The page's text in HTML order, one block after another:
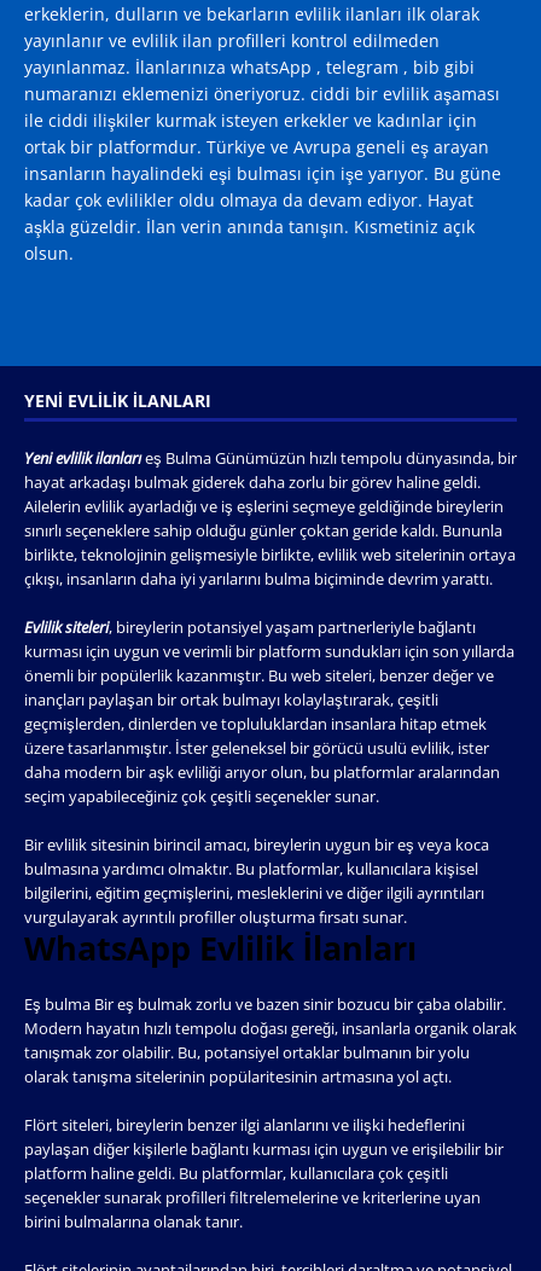
erkeklerin, dulların ve bekarların evlilik ilanları ilk olarak
yayınlanır ve evlilik ilan profilleri kontrol edilmeden
yayınlanmaz. İlanlarınıza whatsApp , telegram , bib gibi
numaranızı eklemenizi öneriyoruz. ciddi bir evlilik aşaması
ile ciddi ilişkiler kurmak isteyen erkekler ve kadınlar için
ortak bir platformdur. Türkiye ve Avrupa geneli eş arayan
insanların hayalindeki eşi bulması için işe yarıyor. Bu güne
kadar çok evlilikler oldu olmaya da devam ediyor. Hayat
aşkla güzeldir. İlan verin anında tanışın. Kısmetiniz açık
olsun.
YENI EVLILIK İLANLARI
Yeni evlilik ilanlarıeş Bulma Günümüzün hızlı tempolu dünyasında, bir
hayat arkadaşı bulmak giderek daha zorlu bir görev haline geldi.
Ailelerin evlilik ayarladığı ve iş eşlerini seçmeye geldiğinde bireylerin
sınırlı seçeneklere sahip olduğu günler çoktan geride kaldı. Bununla
birlikte, teknolojinin gelişmesiyle birlikte, evlilik web sitelerinin ortaya
çıkışı, insanların daha iyi yarılarını bulma biçiminde devrim yarattı.
Evlilik siteleri, bireylerin potansiyel yaşam partnerleriyle bağlantı
kurması için uygun ve verimli bir platform sundukları için son yıllarda
önemli bir popülerlik kazanmıştır. Bu web siteleri, benzer değer ve
inançları paylaşan bir ortak bulmayı kolaylaştırarak, çeşitli
geçmişlerden, dinlerden ve topluluklardan insanlara hitap etmek
üzere tasarlanmıştır. İster geleneksel bir görücü usulü evlilik, ister
daha modern bir aşk evliliği arıyor olun, bu platformlar aralarından
seçim yapabileceğiniz çok çeşitli seçenekler sunar.
Bir evlilik sitesinin birincil amacı, bireylerin uygun bir eş veya koca
bulmasına yardımcı olmaktır. Bu platformlar, kullanıcılara kişisel
bilgilerini, eğitim geçmişlerini, mesleklerini ve diğer ilgili ayrıntıları
vurgulayarak ayrıntılı profiller oluşturma fırsatı sunar.
WhatsApp Evlilik İlanları
Eş bulma Bir eş bulmak zorlu ve bazen sinir bozucu bir çaba olabilir.
Modern hayatın hızlı tempolu doğası gereği, insanlarla organik olarak
tanışmak zor olabilir. Bu, potansiyel ortaklar bulmanın bir yolu
olarak tanışma sitelerinin popülaritesinin artmasına yol açtı.
Flört siteleri, bireylerin benzer ilgi alanlarını ve ilişki hedeflerini
paylaşan diğer kişilerle bağlantı kurması için uygun ve erişilebilir bir
platform haline geldi. Bu platformlar, kullanıcılara çok çeşitli
seçenekler sunarak profilleri filtrelemelerine ve kriterlerine uyan
birini bulmalarına olanak tanır.